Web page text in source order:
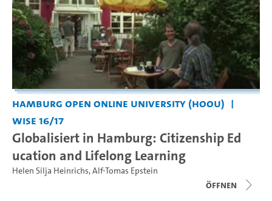
Hamburg Open Online University (HOOU)
WiSe 16/17
Globalisiert in Hamburg: Citizenship Ed
ucation and Lifelong Learning
Helen Silja Heinrichs,Alf-Tomas Epstein
Öffnen